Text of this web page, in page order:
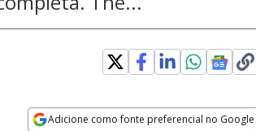
Adicione como fonte preferencial no Google